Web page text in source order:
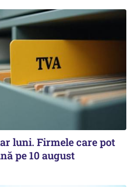
luni. Firmele care pot
pe 10 august